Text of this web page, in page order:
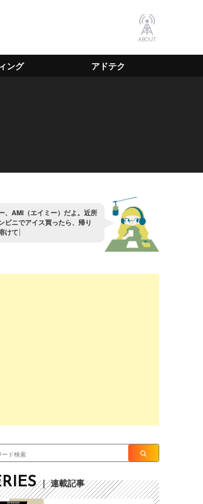
ABOUT
ング アドテク
、 AMI（エイ ミ ー） だよ 。 近所
ビニでアイス買った ら、 帰り
けて る
｜ 連載記事